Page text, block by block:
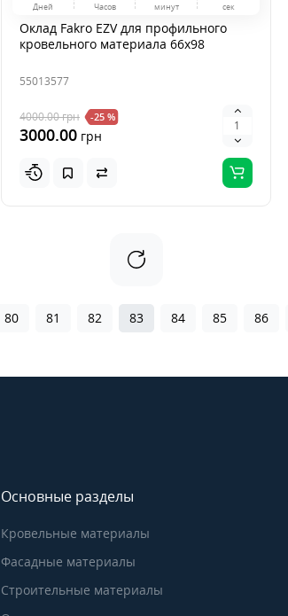
Дней Часов минут сек
Оклад Fakro EZV для профильного
кровельного материала 66x98
55013577
4000.00грн -25 %
3000.00грн
80 81 82 83 84 85 86
Основные разделы
Кровельные материалы
Фасадные материалы
Строительные материалы